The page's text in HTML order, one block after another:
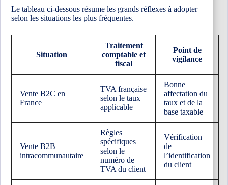
Le tableau ci-dessous résume les grands réflexes à adopter
selon les situations les plus fréquentes.
Situation
Traitement
comptable et
fiscal
Point de
vigilance
Vente B2C en
France
TVA française
selon le taux
applicable
Bonne
affectation du
taux et de la
base taxable
Vente B2B
intracommunautaire
Règles
spécifiques
selon le
numéro de
TVA du client
Vérification
de
l’identification
du client